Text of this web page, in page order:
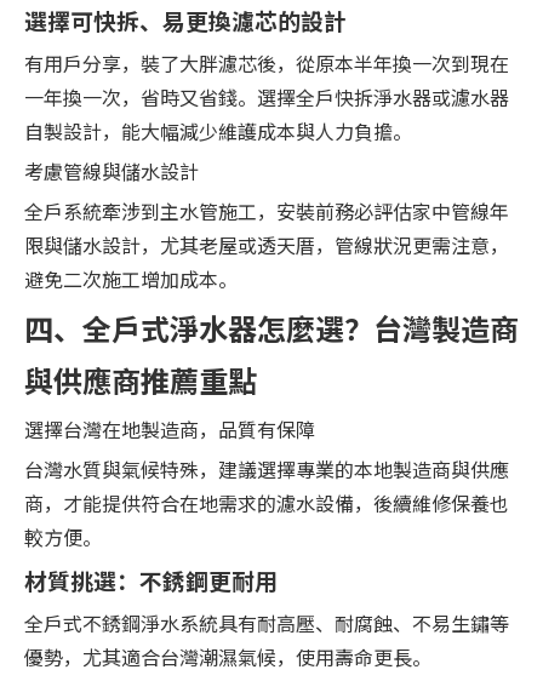
選擇可快拆、易更換濾芯的設計
有用戶分享，裝了大胖濾芯後，從原本半年換一次到現在
一年換一次，省時又省錢。選擇全戶快拆淨水器或濾水器
自製設計，能大幅減少維護成本與人力負擔。
考慮管線與儲水設計
全戶系統牽涉到主水管施工，安裝前務必評估家中管線年
限與儲水設計，尤其老屋或透天厝，管線狀況更需注意，
避免二次施工增加成本。
四、全戶式淨水器怎麼選？台灣製造商
與供應商推薦重點
選擇台灣在地製造商，品質有保障
台灣水質與氣候特殊，建議選擇專業的本地製造商與供應
商，才能提供符合在地需求的濾水設備，後續維修保養也
較方便。
材質挑選：不銹鋼更耐用
全戶式不銹鋼淨水系統具有耐高壓、耐腐蝕、不易生鏽等
優勢，尤其適合台灣潮濕氣候，使用壽命更長。